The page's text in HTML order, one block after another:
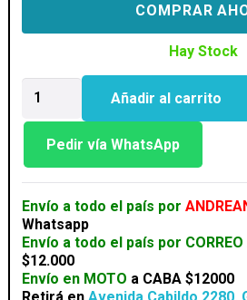
COMPRAR
Hay Stock
HP
S3
PRO
Añadir al carrito
Pedir vía WhatsApp
Envío a todo el país por
Whatsapp
Envío a todo el país por CORREO
$12.000
Envío en MOTO a CABA$12000